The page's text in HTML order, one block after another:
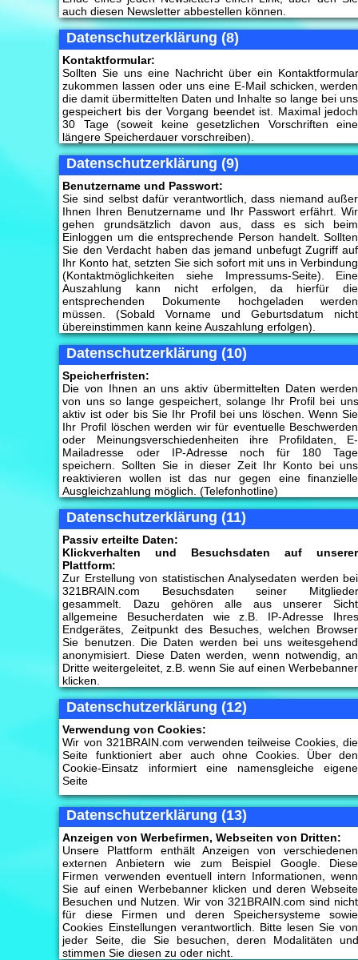
auch diesen Newsletter abbestellen können.
Datenschutzerklärung (8)
Kontaktformular:
Sollten Sie uns eine Nachricht über ein Kontaktformular
zukommen lassen oder uns eine E-Mail schicken, werden
die damit übermittelten Daten und Inhalte so lange bei uns
gespeichert bis der Vorgang beendet ist. Maximal jedoch
30 Tage (soweit keine gesetzlichen Vorschriften eine
längere Speicherdauer vorschreiben).
Datenschutzerklärung (9)
Benutzername und Passwort:
Sie sind selbst dafür verantwortlich, dass niemand außer
Ihnen Ihren Benutzername und Ihr Passwort erfährt. Wir
gehen grundsätzlich davon aus, dass es sich beim
Einloggen um die entsprechende Person handelt. Sollten
Sie den Verdacht haben das jemand unbefugt Zugriff auf
Ihr Konto hat, setzten Sie sich sofort mit uns in Verbindung
(Kontaktmöglichkeiten siehe Impressums-Seite). Eine
Auszahlung kann nicht erfolgen, da hierfür die
entsprechenden Dokumente hochgeladen werden
müssen. (Sobald Vorname und Geburtsdatum nicht
übereinstimmen kann keine Auszahlung erfolgen).
Datenschutzerklärung (10)
Speicherfristen:
Die von Ihnen an uns aktiv übermittelten Daten werden
von uns so lange gespeichert, solange Ihr Profil bei uns
aktiv ist oder bis Sie Ihr Profil bei uns löschen. Wenn Sie
Ihr Profil löschen werden wir für eventuelle Beschwerden
oder Meinungsverschiedenheiten ihre Profildaten, E-
Mailadresse oder IP-Adresse noch für 180 Tage
speichern. Sollten Sie in dieser Zeit Ihr Konto bei uns
reaktivieren wollen ist das nur gegen eine finanzielle
Ausgleichzahlung möglich. (Telefonhotline)
Datenschutzerklärung (11)
Passiv erteilte Daten:
Klickverhalten und Besuchsdaten auf unserer
Plattform:
Zur Erstellung von statistischen Analysedaten werden bei
321BRAIN.com Besuchsdaten seiner Mitglieder
gesammelt. Dazu gehören alle aus unserer Sicht
allgemeine Besucherdaten wie z.B. IP-Adresse Ihres
Endgerätes, Zeitpunkt des Besuches, welchen Browser
Sie benutzen. Die Daten werden bei uns weitesgehend
anonymisiert. Diese Daten werden, wenn notwendig, an
Dritte weitergeleitet, z.B. wenn Sie auf einen Werbebanner
klicken.
Datenschutzerklärung (12)
Verwendung von Cookies:
Wir von 321BRAIN.com verwenden teilweise Cookies, die
Seite funktioniert aber auch ohne Cookies. Über den
Cookie-Einsatz informiert eine namensgleiche eigene
Seite
Datenschutzerklärung (13)
Anzeigen von Werbefirmen, Webseiten von Dritten:
Unsere Plattform enthält Anzeigen von verschiedenen
externen Anbietern wie zum Beispiel Google. Diese
Firmen verwenden eventuell intern Informationen, wenn
Sie auf einen Werbebanner klicken und deren Webseite
Besuchen und Nutzen. Wir von 321BRAIN.com sind nicht
für diese Firmen und deren Speichersysteme sowie
Cookies Einstellungen verantwortlich. Bitte lesen Sie von
jeder Seite, die Sie besuchen, deren Modalitäten und
stimmen Sie diesen zu oder nicht.